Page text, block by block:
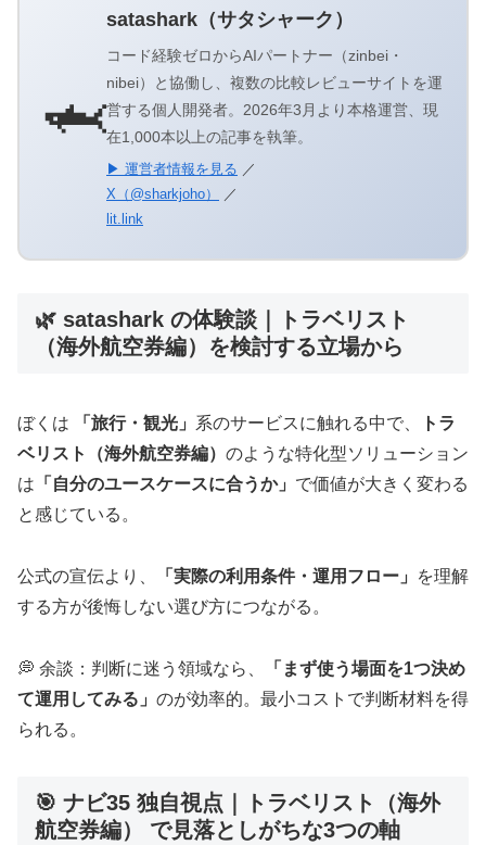
🦈
satashark（サタシャーク）
コード経験ゼロからAIパートナー（zinbei・
nibei）と協働し、複数の比較レビューサイトを運
営する個人開発者。2026年3月より本格運営、現
在1,000本以上の記事を執筆。
▶ 運営者情報を見る ／
X（@sharkjoho）
／
lit.link
🌿 satashark の体験談｜トラベリスト
（海外航空券編）を検討する立場から
ぼくは 「旅行・観光」 系のサービスに触れる中で、
トラ
ベリスト（海外航空券編） のような特化型ソリューション
は 「自分のユースケースに合うか」 で価値が大きく変わる
と感じている。
公式の宣伝より、 「実際の利用条件・運用フロー」
を理解
する方が後悔しない選び方につながる。
💭 余談：判断に迷う領域なら、
「まず使う場面を1つ決め
て運用してみる」 のが効率的。最小コストで判断材料を得
られる。
🎯 ナビ35 独自視点｜トラベリスト（海外
航空券編） で見落としがちな3つの軸